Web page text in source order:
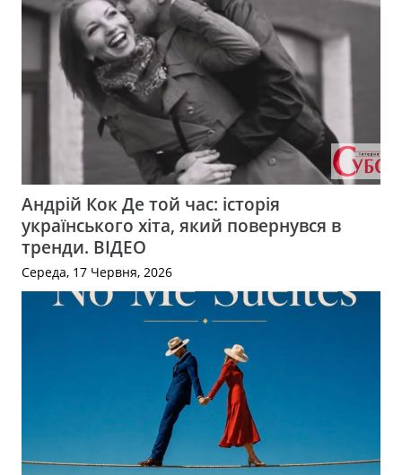
Андрій Кок Де той час: історія
українського хіта, який повернувся в
тренди. ВІДЕО
Середа, 17 Червня, 2026